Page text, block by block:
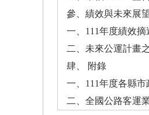
參、績效與未來展
一、111年度績效摘
二、未來公運計畫
肆、 附錄
一、111年度各縣
二、全國公路客運